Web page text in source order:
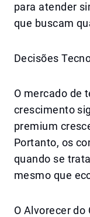
para atender
que buscam
Decisões
O mercado de
crescimento
premium
Portanto, os
quando se
mesmo que
O Alvorecer do